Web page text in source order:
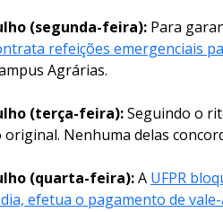
(segunda-feira): Para
refeições emergenciais
Agrárias.
(terça-feira):Seguindo o
original. Nenhuma delas
(quarta-feira):A UFPR
efetua o pagamento de